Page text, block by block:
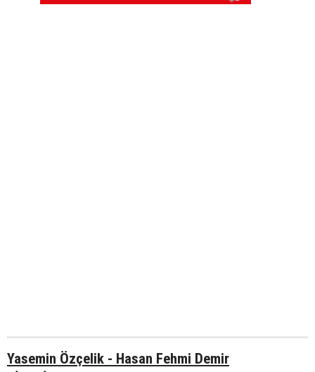
Yasemin Özçelik - Hasan Fehmi Demir